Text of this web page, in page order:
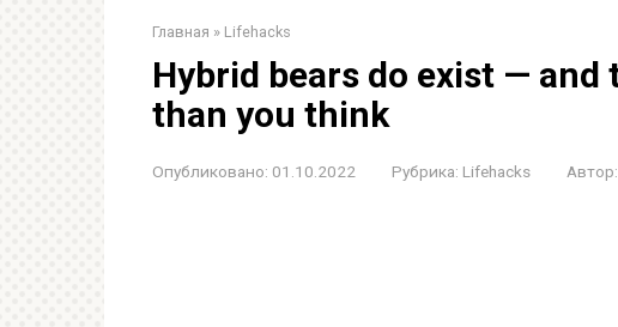
Главная » Lifehacks
Hybrid bears do exist — and
than you think
Опубликовано: 01.10.2022 Рубрика: Lifehacks Автор: